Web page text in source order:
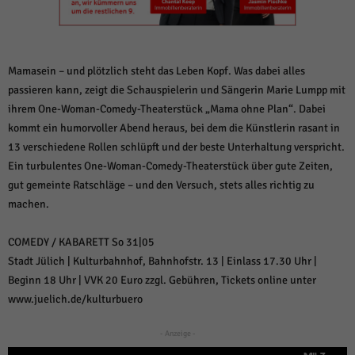
Mamasein – und plötzlich steht das Leben Kopf. Was dabei alles
passieren kann, zeigt die Schauspielerin und Sängerin Marie Lumpp mit
ihrem One-Woman-Comedy-Theaterstück „Mama ohne Plan“. Dabei
kommt ein humorvoller Abend heraus, bei dem die Künstlerin rasant in
13 verschiedene Rollen schlüpft und der beste Unterhaltung verspricht.
Ein turbulentes One-Woman-Comedy-Theaterstück über gute Zeiten,
gut gemeinte Ratschläge – und den Versuch, stets alles richtig zu
machen.
COMEDY / KABARETT So 31|05
Stadt Jülich | Kulturbahnhof, Bahnhofstr. 13 | Einlass 17.30 Uhr |
Beginn 18 Uhr | VVK 20 Euro zzgl. Gebühren, Tickets online unter
www.juelich.de/kulturbuero
- Anzeige -
Datenschutzeinstellungen
Essenziell (1)
Essenzielle Cookies ermöglichen grundlegende Funktionen und sind für die
einwandfreie Funktion der Website erforderlich.
Cookie-Informationen anzeigen
Statistiken (1)
uns zu verstehen, wie unsere Besucher unsere Website nutzen.
Cookie-Informationen anzeigen
Marketing (1)
Marketing-Cookies werden von Drittanbietern oder Publishern verwendet,